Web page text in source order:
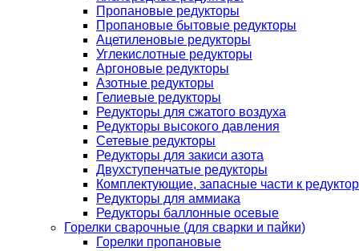
Пропановые редукторы
Пропановые бытовые редукторы
Ацетиленовые редукторы
Углекислотные редукторы
Аргоновые редукторы
Азотные редукторы
Гелиевые редукторы
Редукторы для сжатого воздуха
Редукторы высокого давления
Сетевые редукторы
Редукторы для закиси азота
Двухступенчатые редукторы
Комплектующие, запасные части к
Редукторы для аммиака
Редукторы баллонные осевые
Горелки сварочные (для сварки и пайки)
Горелки пропановые